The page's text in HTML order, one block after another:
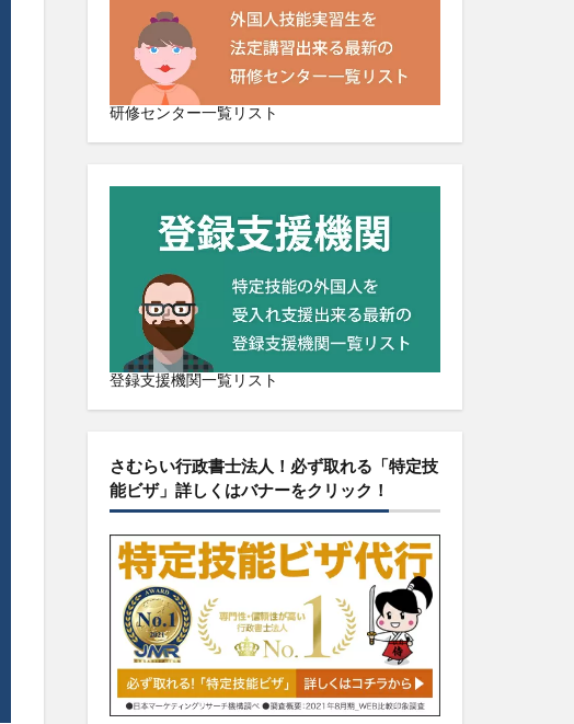
研修センター一覧リスト
登録支援機関一覧リスト
さむらい行政書士法人！必ず取れる「特定技
能ビザ」詳しくはバナーをクリック！